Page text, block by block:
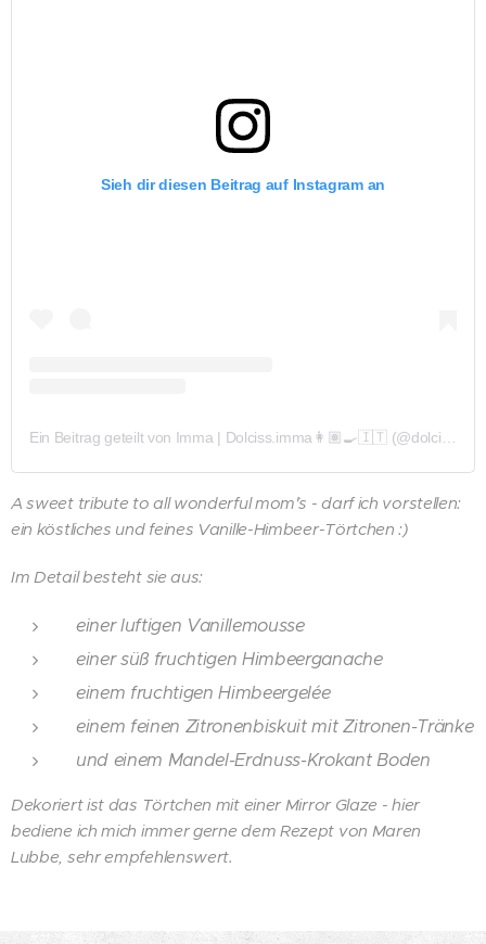
Sieh dir diesen Beitrag auf Instagram an
A sweet tribute to all wonderful mom`'s - darf ich vorstellen:
ein köstliches und feines Vanille-Himbeer-Törtchen :)
Im Detail besteht sie aus:
einer luftigen Vanillemousse
einer süß fruchtigen Himbeerganache
einem fruchtigen Himbeergelée
einem feinen Zitronenbiskuit mit Zitronen-Tränke
und einem Mandel-Erdnuss-Krokant Boden
Dekoriert ist das Törtchen mit einer Mirror Glaze - hier
bediene ich mich immer gerne dem Rezept von Maren
Lubbe, sehr empfehlenswert.